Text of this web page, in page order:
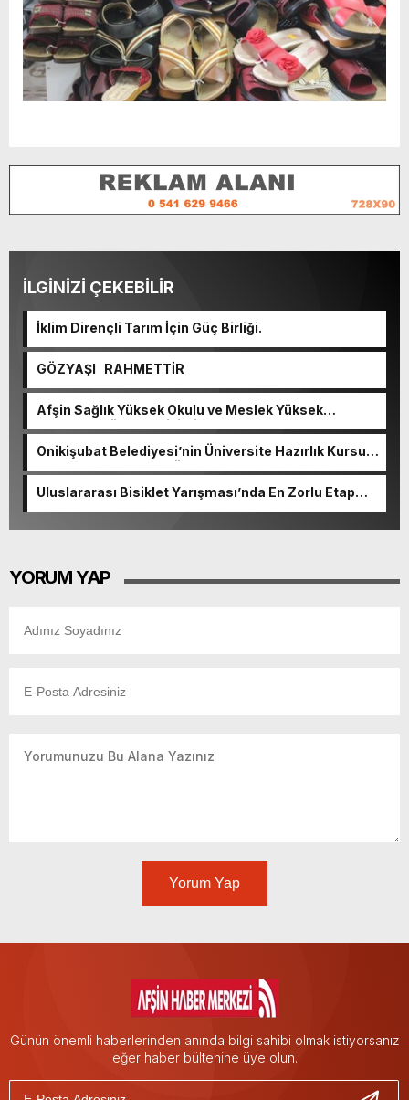
İLGİNİZİ ÇEKEBİLİR
İklim Dirençli Tarım İçin Güç Birliği.
GÖZYAŞI RAHMETTİR
Afşin Sağlık Yüksek Okulu ve Meslek Yüksek
Okulunda görev değişimi!
Onikişubat Belediyesi’nin Üniversite Hazırlık Kursu
başvurularında son gün 7 Ağustos.
Uluslararası Bisiklet Yarışması’nda En Zorlu Etap
YORUM YAP
Yorum Yap
Günün önemli haberlerinden anında bilgi sahibi olmak istiyorsanız
eğer haber bültenine üye olun.